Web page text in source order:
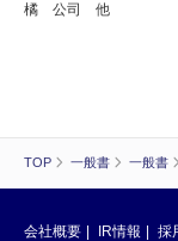
TOP 一般書 一般書
橘 公司 他
会社概要 IR情報 採